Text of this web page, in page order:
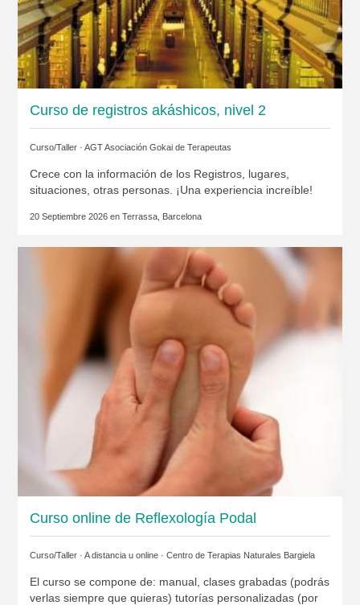
Curso de registros akáshicos, nivel 2
Curso/Taller · AGT Asociación Gokai de Terapeutas
Crece con la información de los Registros, lugares,
situaciones, otras personas. ¡Una experiencia increíble!
20 Septiembre 2026 en Terrassa, Barcelona
Curso online de Reflexología Podal
Curso/Taller · A distancia u online · Centro de Terapias Naturales Bargiela
El curso se compone de: manual, clases grabadas (podrás
verlas siempre que quieras) tutorías personalizadas (por